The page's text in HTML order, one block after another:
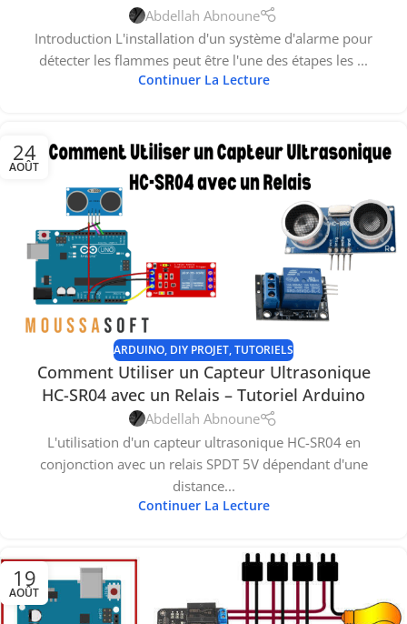
Abdellah Abnoune
Introduction L'installation d'un système d'alarme pour
détecter les flammes peut être l'une des étapes les ...
Continuer La Lecture
24
AOÛT
ARDUINO, DIY PROJET,TUTORIELS
Comment Utiliser un Capteur Ultrasonique
HC-SR04 avec un Relais – Tutoriel Arduino
Abdellah Abnoune
L'utilisation d'un capteur ultrasonique HC-SR04 en
conjonction avec un relais SPDT 5V dépendant d'une
distance...
Continuer La Lecture
19
AOÛT